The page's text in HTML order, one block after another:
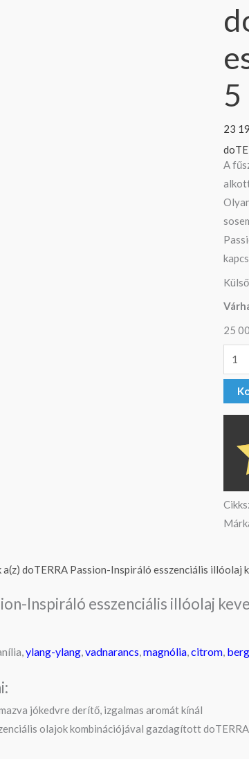
5
23
A
25
5
ml
a(z) doTERRA Passion-Inspiráló esszenciális illóolaj
Inspiráló esszenciális illóolaj
ylang-ylang vadnarancs magnólia citrom
jókedvre derítő, izgalmas aromát kínál
olajok kombinációjával gazdagított